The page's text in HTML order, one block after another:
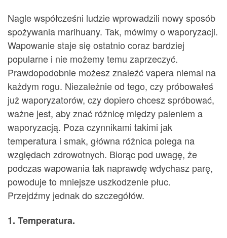
Nagle współcześni ludzie wprowadzili nowy sposób
spożywania marihuany. Tak, mówimy o waporyzacji.
Wapowanie staje się ostatnio coraz bardziej
popularne i nie możemy temu zaprzeczyć.
Prawdopodobnie możesz znaleźć vapera niemal na
każdym rogu. Niezależnie od tego, czy próbowałeś
już waporyzatorów, czy dopiero chcesz spróbować,
ważne jest, aby znać różnicę między paleniem a
waporyzacją. Poza czynnikami takimi jak
temperatura i smak, główna różnica polega na
względach zdrowotnych. Biorąc pod uwagę, że
podczas wapowania tak naprawdę wdychasz parę,
powoduje to mniejsze uszkodzenie płuc.
Przejdźmy jednak do szczegółów.
1. Temperatura.